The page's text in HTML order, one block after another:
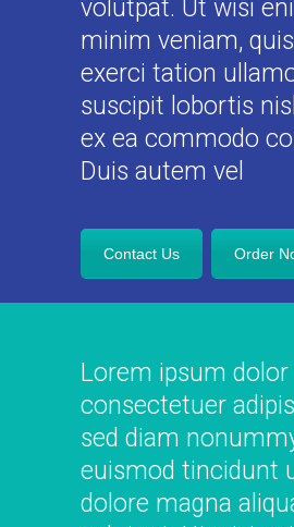
volutpat. Ut wisi
minim veniam,
exerci tation
suscipit lobortis
ex ea commodo
Duis autem vel
Contact Us Order
Lorem ipsum
consectetuer
sed diam
euismod tincidunt
dolore magna